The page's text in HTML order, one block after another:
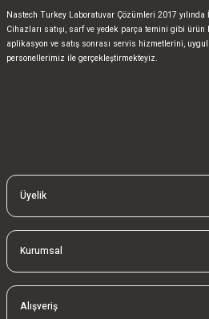
Nastech Turkey Laboratuvar Çözümleri 2017
Cihazları satışı, sarf ve yedek parça temini gibi
aplikasyon ve satış sonrası servis hizmetlerini,
personellerimiz ile gerçekleştirmekteyiz.
Üyelik
Kurumsal
Alışveriş